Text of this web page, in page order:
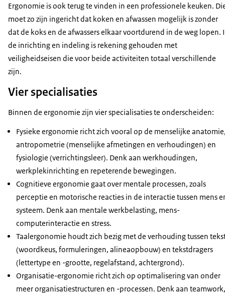
Ergonomie is ook terug te vinden in een professionele keuken.
moet zo zijn ingericht dat koken en afwassen mogelijk is zonder
dat de koks en de afwassers elkaar voortdurend in de weg lopen.
de inrichting en indeling is rekening gehouden met
veiligheidseisen die voor beide activiteiten totaal verschillende
zijn.
Vier specialisaties
Binnen de ergonomie zijn vier specialisaties te onderscheiden:
Fysieke ergonomie richt zich vooral op de menselijke
antropometrie (menselijke afmetingen en verhoudingen) en
fysiologie (verrichtingsleer). Denk aan werkhoudingen,
werkplekinrichting en repeterende bewegingen.
Cognitieve ergonomie gaat over mentale processen, zoals
perceptie en motorische reacties in de interactie tussen mens
systeem. Denk aan mentale werkbelasting, mens-
computerinteractie en stress.
Taalergonomie houdt zich bezig met de verhouding tussen
(woordkeus, formuleringen, alineaopbouw) en tekstdragers
(lettertype en -grootte, regelafstand, achtergrond).
Organisatie-ergonomie richt zich op optimalisering van onder
meer organisatiestructuren en -processen. Denk aan teamwork,